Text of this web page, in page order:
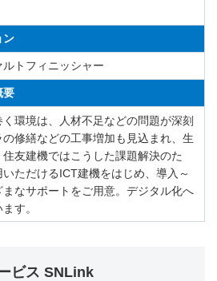
ン
トフィニッシャー
要
環境は、人材不足などの問題が深刻
修繕などの工事増加も見込まれ、生
友建機ではこうした課題解決のた
ただけるICT建機をはじめ、導入～
なサポートをご用意。デジタル化へ
す。
ビス SNLink